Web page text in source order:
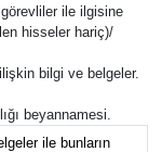
ile ilgisine
hisseler hariç)/
bilgi ve belgeler.
beyannamesi.
ile bunların